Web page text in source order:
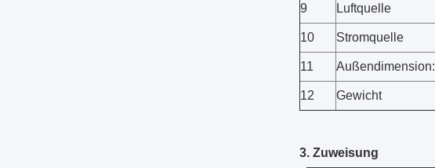
9 Luftquelle
10 Stromquelle
11 Außendimension:
12 Gewicht
3. Zuweisung